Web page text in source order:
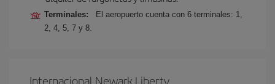
Terminales:
El aeropuerto cuenta con 6 terminales: 1,
2, 4, 5, 7 y 8.
Internacional Newark Liberty